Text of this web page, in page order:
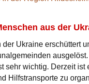
aus der
der Ukraine erschüttert
sehr wichtig. Derzeit
Hilfstransporte zu